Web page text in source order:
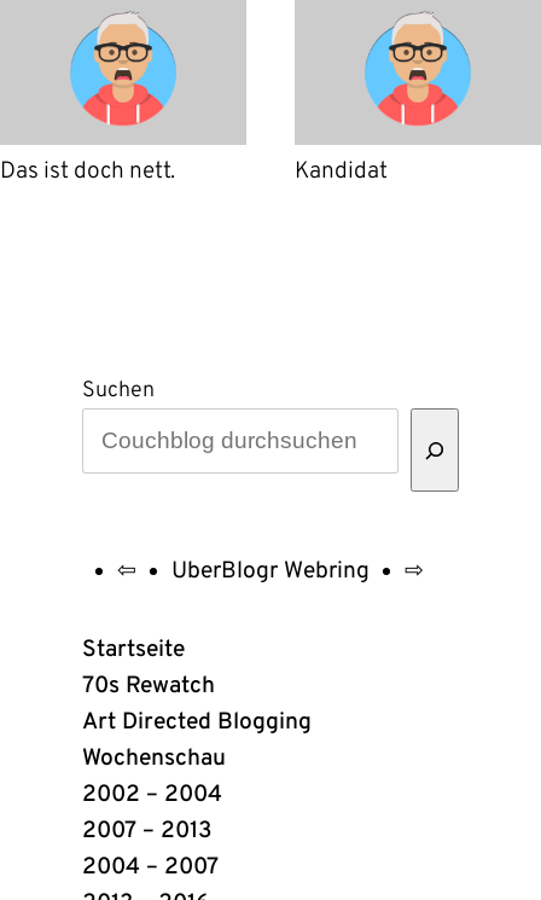
Das ist doch nett. Kandidat
Suchen
UberBlogr
Webring
Links
⇦ UberBlogr Webring ⇨
Startseite
70s Rewatch
Art Directed Blogging
Wochenschau
2002 – 2004
2007 – 2013
2004 – 2007